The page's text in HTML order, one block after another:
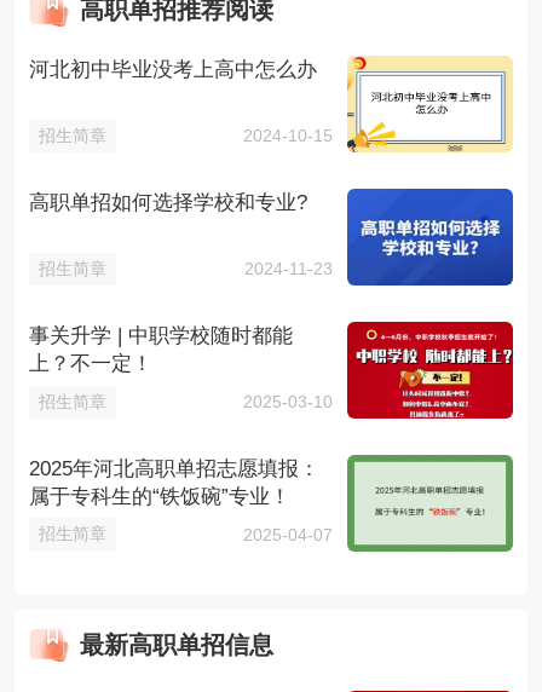
高职单招推荐阅读
河北初中毕业没考上高中怎么办
招生简章 2024-10-15
高职单招如何选择学校和专业?
招生简章 2024-11-23
事关升学 | 中职学校随时都能
上？不一定！
招生简章 2025-03-10
2025年河北高职单招志愿填报：
属于专科生的“铁饭碗”专业！
招生简章 2025-04-07
最新高职单招信息